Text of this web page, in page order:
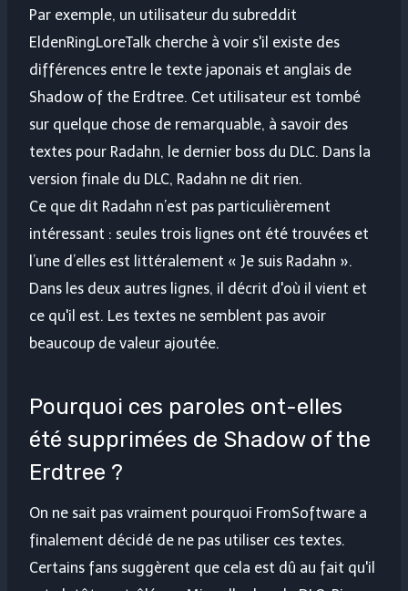
Par exemple, un utilisateur du subreddit
EldenRingLoreTalk cherche à voir s'il existe des
différences entre le texte japonais et anglais de
Shadow of the Erdtree. Cet utilisateur est tombé
sur quelque chose de remarquable, à savoir des
textes pour Radahn, le dernier boss du DLC. Dans la
version finale du DLC, Radahn ne dit rien.
Ce que dit Radahn n’est pas particulièrement
intéressant : seules trois lignes ont été trouvées et
l’une d’elles est littéralement « Je suis Radahn ».
Dans les deux autres lignes, il décrit d'où il vient et
ce qu'il est. Les textes ne semblent pas avoir
beaucoup de valeur ajoutée.
Pourquoi ces paroles ont-elles
été supprimées de Shadow of the
Erdtree ?
On ne sait pas vraiment pourquoi FromSoftware a
finalement décidé de ne pas utiliser ces textes.
Certains fans suggèrent que cela est dû au fait qu'il